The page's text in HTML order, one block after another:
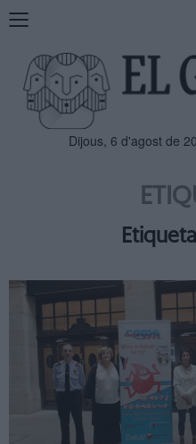
Mostra
navegació
Dijous, 6 d'agost de